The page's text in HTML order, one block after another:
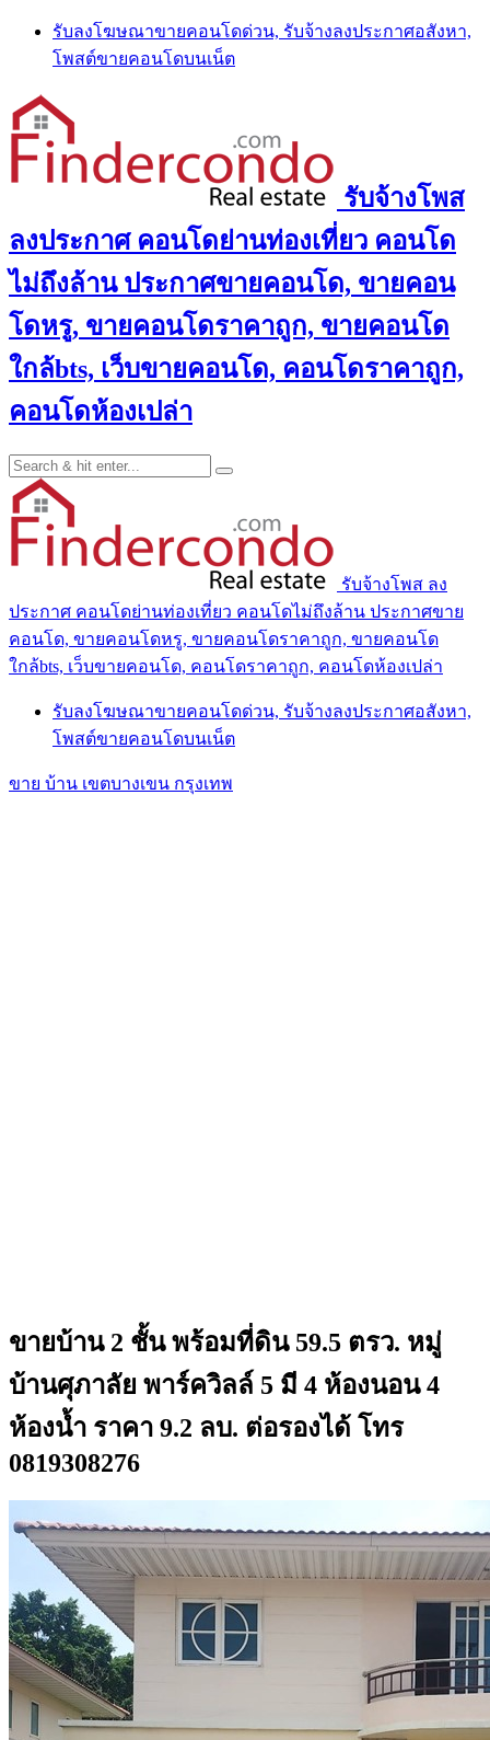
Skip
content
รับลงโฆษณาขายคอนโดด่วน, รับจ้างลงประกาศอสังหา,
โพสต์ขายคอนโดบนเน็ต
รับจ้างโพส
ลงประกาศ คอนโดย่านท่องเที่ยว คอนโด
ไม่ถึงล้าน ประกาศขายคอนโด, ขายคอน
โดหรู, ขายคอนโดราคาถูก, ขายคอนโด
ใกล้bts, เว็บขายคอนโด, คอนโดราคาถูก,
คอนโดห้องเปล่า
รับจ้างโพส ลง
ประกาศ คอนโดย่านท่องเที่ยว คอนโดไม่ถึงล้าน ประกาศขาย
คอนโด, ขายคอนโดหรู, ขายคอนโดราคาถูก, ขายคอนโด
ใกล้bts, เว็บขายคอนโด, คอนโดราคาถูก, คอนโดห้องเปล่า
รับลงโฆษณาขายคอนโดด่วน, รับจ้างลงประกาศอสังหา,
โพสต์ขายคอนโดบนเน็ต
ขาย บ้าน เขตบางเขน กรุงเทพ
ขายบ้าน 2 ชั้น พร้อมที่ดิน 59.5 ตรว. หมู่
บ้านศุภาลัย พาร์ควิลล์ 5 มี 4 ห้องนอน 4
ห้องน้ำ ราคา 9.2 ลบ. ต่อรองได้ โทร
0819308276